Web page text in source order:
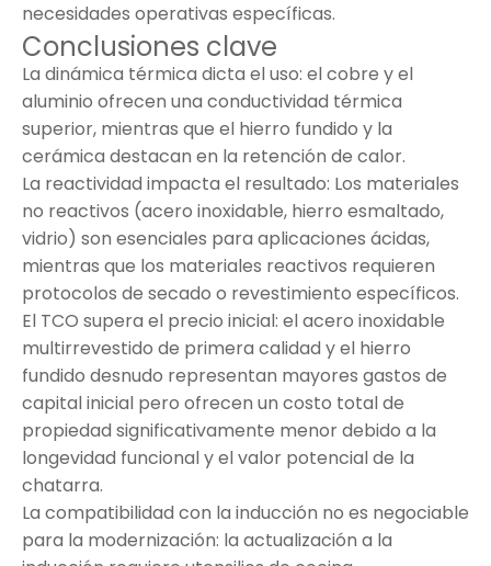
necesidades operativas específicas.
Conclusiones clave
La dinámica térmica dicta el uso: el cobre y el
aluminio ofrecen una conductividad térmica
superior, mientras que el hierro fundido y la
cerámica destacan en la retención de calor.
La reactividad impacta el resultado: Los materiales
no reactivos (acero inoxidable, hierro esmaltado,
vidrio) son esenciales para aplicaciones ácidas,
mientras que los materiales reactivos requieren
protocolos de secado o revestimiento específicos.
El TCO supera el precio inicial: el acero inoxidable
multirrevestido de primera calidad y el hierro
fundido desnudo representan mayores gastos de
capital inicial pero ofrecen un costo total de
propiedad significativamente menor debido a la
longevidad funcional y el valor potencial de la
chatarra.
La compatibilidad con la inducción no es negociable
para la modernización: la actualización a la